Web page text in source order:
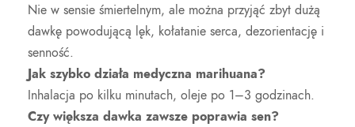
Nie w sensie śmiertelnym, ale można przyjąć zbyt dużą
dawkę powodującą lęk, kołatanie serca, dezorientację i
senność.
Jak szybko działa medyczna marihuana?
Inhalacja po kilku minutach, oleje po 1–3 godzinach.
Czy większa dawka zawsze poprawia sen?